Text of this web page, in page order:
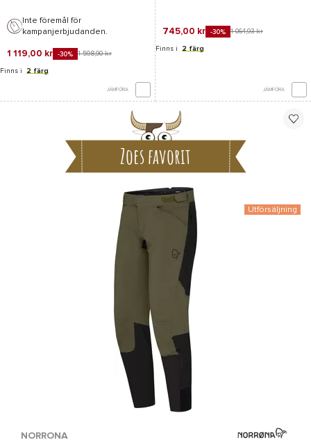
Inte föremål för
kampanjerbjudanden.
1 119,00 kr -30% 1 598,90 kr
Finns i 2 färg
JÄMFÖRA
745,00 kr -30% 1 064,93 kr
Finns i 2 färg
JÄMFÖRA
Zoes favorit
Utförsäljning
NORRONA